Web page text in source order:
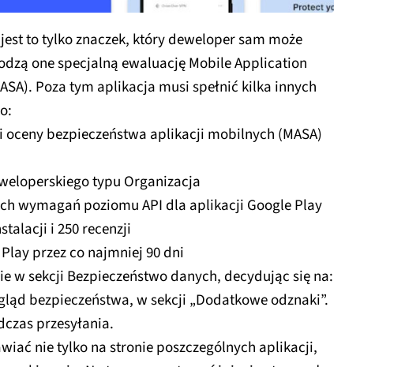
to tylko znaczek, który deweloper sam może
one specjalną ewaluację Mobile Application
Poza tym aplikacja musi spełnić kilka innych
bezpieczeństwa aplikacji mobilnych (MASA)
typu Organizacja
wymagań poziomu API dla aplikacji Google Play
i 250 recenzji
przez co najmniej 90 dni
w sekcji Bezpieczeństwo danych, decydując się na:
bezpieczeństwa, w sekcji „Dodatkowe odznaki”.
przesyłania.
nie tylko na stronie poszczególnych aplikacji,